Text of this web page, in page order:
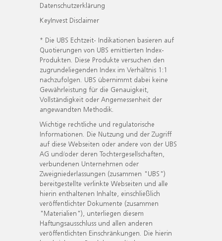
Datenschutzerklärung
KeyInvest Disclaimer
* Die UBS Echtzeit- Indikationen basieren auf
Quotierungen von UBS emittierten Index-
Produkten. Diese Produkte versuchen den
zugrundeliegenden Index im Verhältnis 1:1
nachzufolgen. UBS übernimmt dabei keine
Gewährleistung für die Genauigkeit,
Vollständigkeit oder Angemessenheit der
angewandten Methodik.
Wichtige rechtliche und regulatorische
Informationen. Die Nutzung und der Zugriff
auf diese Webseiten oder andere von der UBS
AG und/oder deren Tochtergesellschaften,
verbundenen Unternehmen oder
Zweigniederlassungen (zusammen "UBS")
bereitgestellte verlinkte Webseiten und alle
hierin enthaltenen Inhalte, einschließlich
veröffentlichter Dokumente (zusammen
"Materialien"), unterliegen diesem
Haftungsausschluss und allen anderen
veröffentlichten Einschränkungen. Die hierin